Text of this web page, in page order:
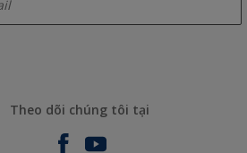
Theo dõi chúng tôi tại